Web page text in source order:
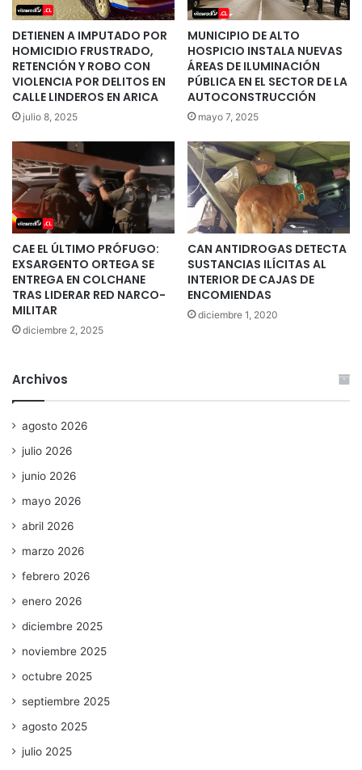
DETIENEN A IMPUTADO POR
HOMICIDIO FRUSTRADO,
RETENCIÓN Y ROBO CON
VIOLENCIA POR DELITOS EN
CALLE LINDEROS EN ARICA
julio 8, 2025
MUNICIPIO DE ALTO
HOSPICIO INSTALA NUEVAS
ÁREAS DE ILUMINACIÓN
PÚBLICA EN EL SECTOR DE LA
AUTOCONSTRUCCIÓN
mayo 7, 2025
CAE EL ÚLTIMO PRÓFUGO:
EXSARGENTO ORTEGA SE
ENTREGA EN COLCHANE
TRAS LIDERAR RED NARCO-
MILITAR
diciembre 2, 2025
CAN ANTIDROGAS DETECTA
SUSTANCIAS ILÍCITAS AL
INTERIOR DE CAJAS DE
ENCOMIENDAS
diciembre 1, 2020
Archivos
agosto 2026
julio 2026
junio 2026
mayo 2026
abril 2026
marzo 2026
febrero 2026
enero 2026
diciembre 2025
noviembre 2025
octubre 2025
septiembre 2025
agosto 2025
julio 2025